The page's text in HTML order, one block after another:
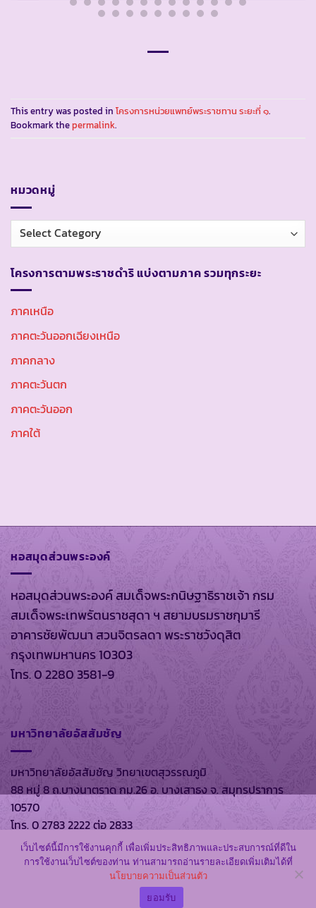
This entry was posted in โครงการหน่วยแพทย์พระราชทาน ระยะที่ ๑.
Bookmark thepermalink.
หมวดหมู่
หมวด
หมู่
โครงการตามพระราชดำริ แบ่งตามภาค รวมทุกระยะ
ภาคเหนือ
ภาคตะวันออกเฉียงเหนือ
ภาคกลาง
ภาคตะวันตก
ภาคตะวันออก
ภาคใต้
หอสมุดส่วนพระองค์
หอสมุดส่วนพระองค์ สมเด็จพระกนิษฐาธิราชเจ้า กรม
สมเด็จพระเทพรัตนราชสุดา ฯ สยามบรมราชกุมารี
อาคารชัยพัฒนา สวนจิตรลดา พระราชวังดุสิต
กรุงเทพมหานคร 10303
โทร. 0 2280 3581-9
มหาวิทยาลัยอัสสัมชัญ
มหาวิทยาลัยอัสสัมชัญ วิทยาเขตสุวรรณภูมิ
88 หมู่ 8 ถ.บางนาตราด กม.26 อ. บางเสาธง จ. สมุทรปราการ
10570
โทร. 0 2783 2222 ต่อ 2833
สงวนลิขสิทธิ์ พ.ศ. 2569 ตาม พรบ.ลิขสิทธิ์ พ.ศ. 2537 โดย
และมหาวิทยาลัยอัสสัมชัญ
เว็บไซต์นี้มีการใช้งานคุกกี้ เพื่อเพิ่มประสิทธิภาพและประสบการณ์ที่ดีใน
การใช้งานเว็บไซต์ของท่าน ท่านสามารถอ่านรายละเอียดเพิ่มเติมได้ที่
นโยบายความเป็นส่วนตัว
ยอมรับ